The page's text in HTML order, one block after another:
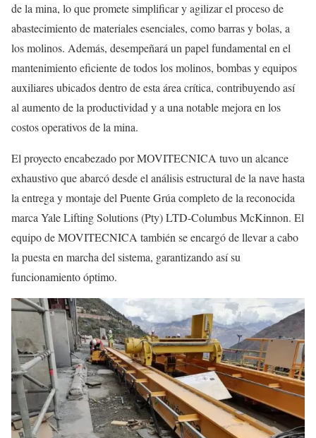
de la mina, lo que promete simplificar y agilizar el proceso de
abastecimiento de materiales esenciales, como barras y bolas, a
los molinos. Además, desempeñará un papel fundamental en el
mantenimiento eficiente de todos los molinos, bombas y equipos
auxiliares ubicados dentro de esta área crítica, contribuyendo así
al aumento de la productividad y a una notable mejora en los
costos operativos de la mina.
El proyecto encabezado por MOVITECNICA tuvo un alcance
exhaustivo que abarcó desde el análisis estructural de la nave hasta
la entrega y montaje del Puente Grúa completo de la reconocida
marca Yale Lifting Solutions (Pty) LTD-Columbus McKinnon. El
equipo de MOVITECNICA también se encargó de llevar a cabo
la puesta en marcha del sistema, garantizando así su
funcionamiento óptimo.